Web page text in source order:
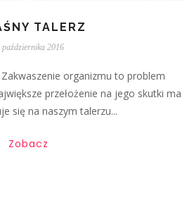
TALERZ
października 2016
organizmu to problem
przełożenie na jego skutki ma
się na naszym talerzu...
Zobacz